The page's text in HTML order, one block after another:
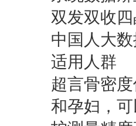
双发双收
中国人大
适用人群
超言骨密
和孕妇，